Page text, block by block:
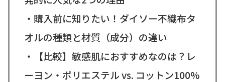
・購入前に知りたい！ダイソー不織布タ
オルの種類と材質（成分）の違い
・【比較】敏感肌におすすめなのは？レ
ーヨン・ポリエステル vs. コットン100%